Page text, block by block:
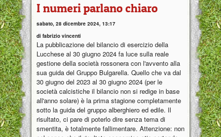
I numeri parlano chiaro
sabato, 28 dicembre 2024, 13:17
di fabrizio vincenti
La pubblicazione del bilancio di esercizio della
Lucchese al 30 giugno 2024 fa luce sulla reale
gestione della società rossonera con l'avvento alla
sua guida del Gruppo Bulgarella. Quello che va dal
30 giugno del 2023 al 30 giugno 2024 (per le
società calcistiche il bilancio non si redige in base
all'anno solare) è la prima stagione completamente
sotto la guida del gruppo alberghiero ed edile. Il
risultato, ci pare di poterlo dire senza tema di
smentita, è totalmente fallimentare. Attenzione: non